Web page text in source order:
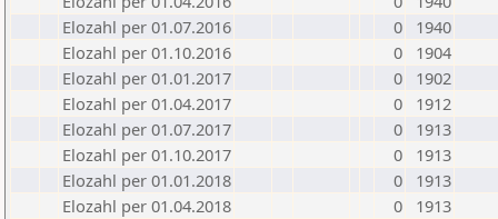
Elozahl per 01.07.2016
0
1940
Elozahl per 01.10.2016
0
1904
Elozahl per 01.01.2017
0
1902
Elozahl per 01.04.2017
0
1912
Elozahl per 01.07.2017
0
1913
Elozahl per 01.10.2017
0
1913
Elozahl per 01.01.2018
0
1913
Elozahl per 01.04.2018
0
1913